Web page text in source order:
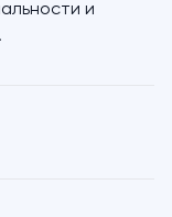
и